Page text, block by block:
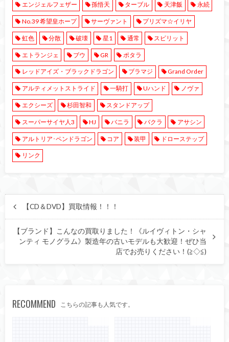
エンジェルフェザー 孫悟天 ターブル 天津飯 永続
No.39 希望皇ホープ サーヴァント プリズマ☆イリヤ
虹色 分散 破壊 星1 通常 スピリット
エトランジェ ブウ GR ポタラ
レッドアイズ・ブラックドラゴン ブラマジ Grand Order
アルティメットストライド 一騎打 Uハンド ノヴァ
エクシーズ 杉田智和 スタンドアップ
スーパーサイヤ人3 HJ バニラ バクラ アサシン
アルトリア･ペンドラゴン コア 装甲 ドローステップ
リンク
【CD＆DVD】買取情報！！！
【ブランド】こんなの買取りました！《ルイヴィトン・シャ
ンティ モノグラム》製造年の古いモデルも大歓迎！ぜひ当
店でお売りください！(≧◇≦)
RECOMMEND こちらの記事も人気です。